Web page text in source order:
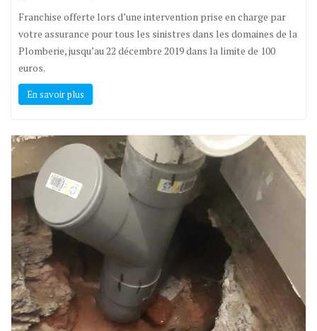
Franchise offerte lors d’une intervention prise en charge par
votre assurance pour tous les sinistres dans les domaines de la
Plomberie, jusqu’au 22 décembre 2019 dans la limite de 100
euros.
En savoir plus